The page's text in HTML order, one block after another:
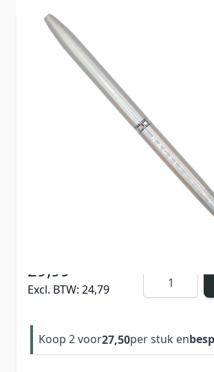
Creëer perfecte acrylnagels met ons
Acrylpenseel Pro! Speciaal
aanbrengen van acryl op nagels,
penseel ultieme precisie en
perfecte smile lines wilt of een
wilt aanbrengen, dit penseel brengt
naar een professioneel niveau. Het
ontworpen voor alle type acryl en is
29,99
Excl. BTW: 24,79
Aantal
Koop 2 voor27,50per stuk en